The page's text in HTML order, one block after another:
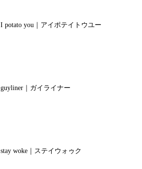
I potato you｜アイポテイトウユー
guyliner｜ガイライナー
stay woke｜ステイウォゥク